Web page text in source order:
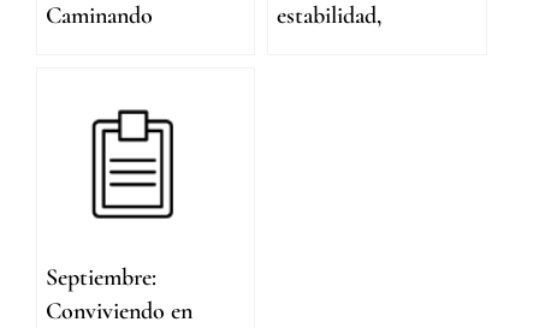
Caminando
estabilidad,
Septiembre:
Conviviendo en